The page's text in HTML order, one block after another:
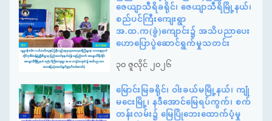
ဇေယျာသီရိခရိုင်၊ ဇေယျာသီရိမြို့နယ်၊
စည်ပင်ကြီးကျေးရွာ
အ.ထ.က(ခွဲ)ကျောင်း၌ အသိပညာပေး
ဟောပြောပွဲဆောင်ရွက်မှုသတင်း
၃၀ ဇူလိုင် ၂၀၂၆
မြောင်းမြခရိုင်၊ ဝါးခယ်မမြို့နယ်၊ ကျုံ
မငေးမြို့၊ နဒီအောင်မြေရပ်ကွက်၊ စက်
တန်းလမ်း၌ မြေပြိုဘေးထောက်ပံ့မှု